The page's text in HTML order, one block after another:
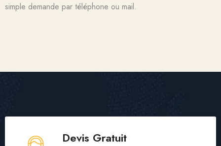
simple demande par téléphone ou mail.
Devis Gratuit